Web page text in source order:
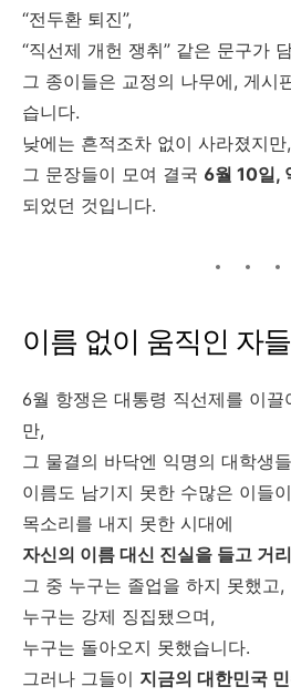
“전두환 퇴진”,
“직선제 개헌 쟁취” 같은 문구가
그 종이들은 교정의 나무에, 게시
습니다.
낮에는 흔적조차 없이 사라졌지만,
그 문장들이 모여 결국 6월 10일,
되었던 것입니다.
이름 없이 움직인 자
6월 항쟁은 대통령 직선제를 이
만,
그 물결의 바닥엔 익명의 대학생
이름도 남기지 못한 수많은 이들이
목소리를 내지 못한 시대에
자신의 이름 대신 진실을 들고 거
그 중 누구는 졸업을 하지 못했고,
누구는 강제 징집됐으며,
누구는 돌아오지 못했습니다.
그러나 그들이 지금의 대한민국